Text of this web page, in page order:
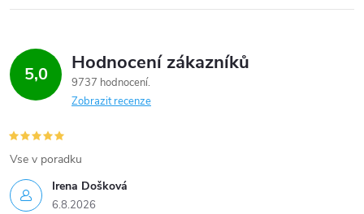
ý
p
i
s
u
5,0 Hodnocení zákazníků
9737 hodnocení
Zobrazit recenze
Irena Došková
6.8.2026
Vse v poradku